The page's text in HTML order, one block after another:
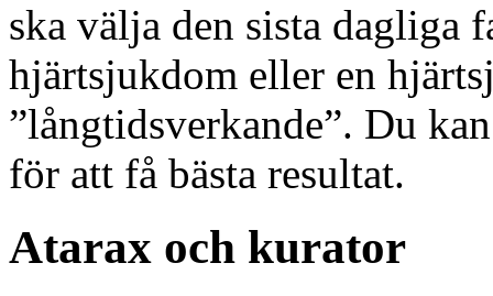
ska välja den sista dagliga
hjärtsjukdom eller en
”långtidsverkande”. Du
för att få bästa resultat.
Atarax och kurator